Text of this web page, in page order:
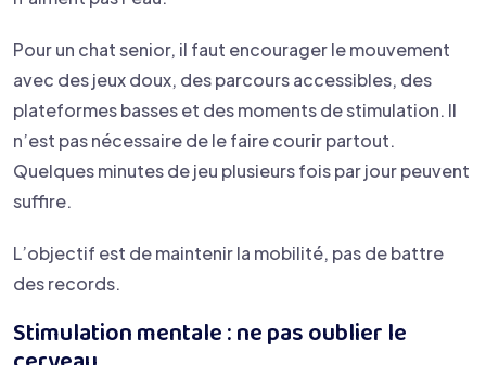
Pour un chat senior, il faut encourager le mouvement
avec des jeux doux, des parcours accessibles, des
plateformes basses et des moments de stimulation. Il
n’est pas nécessaire de le faire courir partout.
Quelques minutes de jeu plusieurs fois par jour peuvent
suffire.
L’objectif est de maintenir la mobilité, pas de battre
des records.
Stimulation mentale : ne pas oublier le